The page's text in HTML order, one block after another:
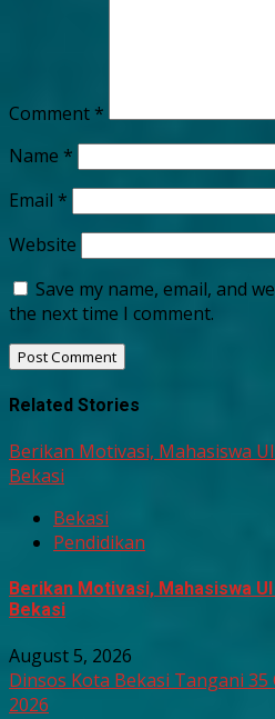
Comment *
Name *
Email *
Website
Save my name, email, and
the next time I comment.
Related Stories
Berikan Motivasi, Mahasiswa
Bekasi
Bekasi
Pendidikan
Berikan Motivasi, Mahasiswa
Bekasi
August 5, 2026
Dinsos Kota Bekasi Tangani 35
2026